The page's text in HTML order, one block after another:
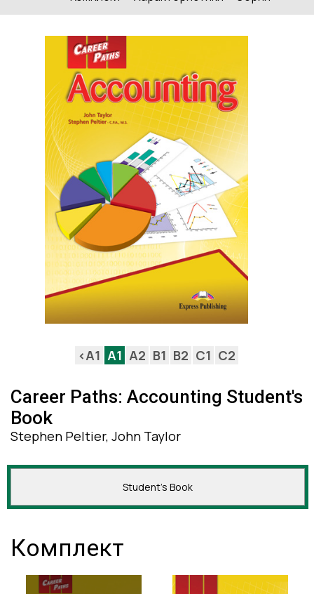
<A1 A1 A2 B1 B2 C1 C2
Career Paths: Accounting Student's
Book
Stephen Peltier, John Taylor
Student's Book
Комплект